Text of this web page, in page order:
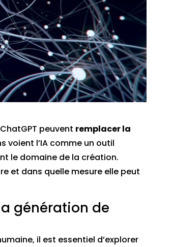
peuvent remplacer la
voient l’IA comme un outil
le domaine de la création.
et dans quelle mesure elle peut
génération de
il est essentiel d’explorer